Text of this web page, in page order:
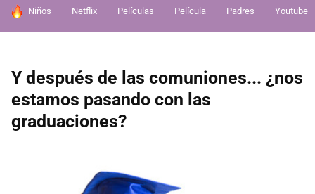
HOY SE HABLA DE
Niños Netflix Películas Película Padres Youtube
Y después de las comuniones... ¿nos
estamos pasando con las
graduaciones?